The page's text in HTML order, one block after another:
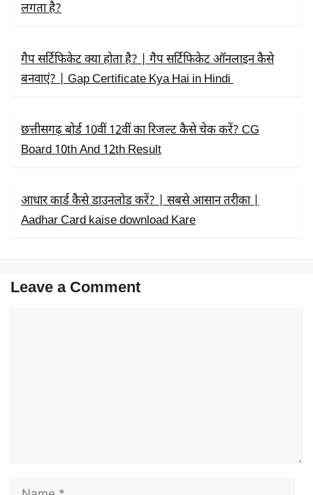
लगता है?
गैप सर्टिफिकेट क्या होता है? | गैप सर्टिफिकेट ऑनलाइन कैसे
बनवाएं? | Gap Certificate Kya Hai in Hindi
छत्तीसगढ़ बोर्ड 10वीं 12वीं का रिजल्ट कैसे चेक करें? CG
Board 10th And 12th Result
आधार कार्ड कैसे डाउनलोड करें? | सबसे आसान तरीका |
Aadhar Card kaise download Kare
Leave a Comment
Name